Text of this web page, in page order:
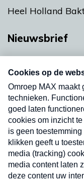
Heel Holland
Nieuwsbrief
nieuwsbrief. Elke
uw mailbox.